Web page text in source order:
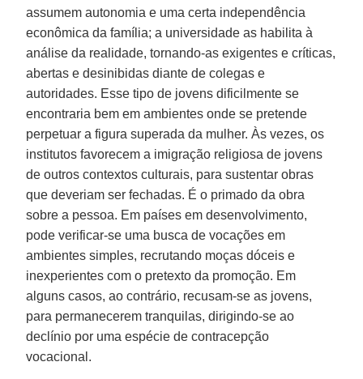
assumem autonomia e uma certa independência
econômica da família; a universidade as habilita à
análise da realidade, tornando-as exigentes e críticas,
abertas e desinibidas diante de colegas e
autoridades. Esse tipo de jovens dificilmente se
encontraria bem em ambientes onde se pretende
perpetuar a figura superada da mulher. Às vezes, os
institutos favorecem a imigração religiosa de jovens
de outros contextos culturais, para sustentar obras
que deveriam ser fechadas. É o primado da obra
sobre a pessoa. Em países em desenvolvimento,
pode verificar-se uma busca de vocações em
ambientes simples, recrutando moças dóceis e
inexperientes com o pretexto da promoção. Em
alguns casos, ao contrário, recusam-se as jovens,
para permanecerem tranquilas, dirigindo-se ao
declínio por uma espécie de contracepção
vocacional.